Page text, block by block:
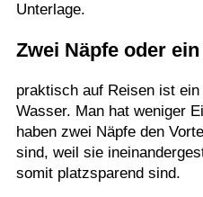
Unterlage.
Zwei Näpfe oder
praktisch auf Reisen ist
Wasser. Man hat weniger
haben zwei Näpfe den
sind, weil sie
somit platzsparend sind.